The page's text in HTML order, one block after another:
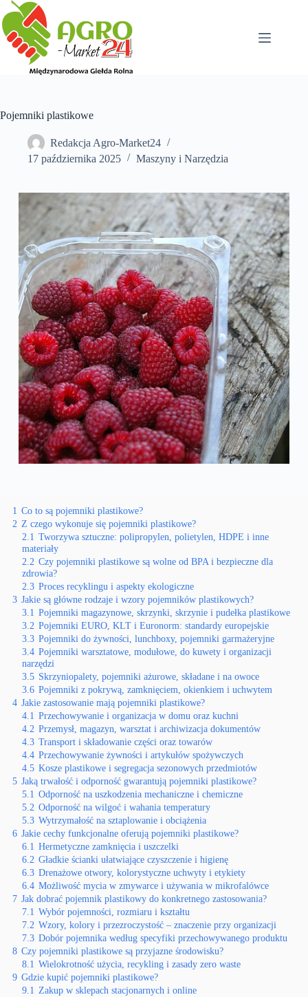
Przejdź
do
treści
Pojemniki plastikowe
Redakcja Agro-Market24
17 października 2025
Maszyny i Narzędzia
1 Co to są pojemniki plastikowe?
2 Z czego wykonuje się pojemniki plastikowe?
2.1 Tworzywa sztuczne: polipropylen, polietylen, HDPE i inne
materiały
2.2 Czy pojemniki plastikowe są wolne od BPA i bezpieczne dla
zdrowia?
2.3 Proces recyklingu i aspekty ekologiczne
3 Jakie są główne rodzaje i wzory pojemników plastikowych?
3.1 Pojemniki magazynowe, skrzynki, skrzynie i pudełka plastikowe
3.2 Pojemniki EURO, KLT i Euronorm: standardy europejskie
3.3 Pojemniki do żywności, lunchboxy, pojemniki garmażeryjne
3.4 Pojemniki warsztatowe, modułowe, do kuwety i organizacji
narzędzi
3.5 Skrzyniopalety, pojemniki ażurowe, składane i na owoce
3.6 Pojemniki z pokrywą, zamknięciem, okienkiem i uchwytem
4 Jakie zastosowanie mają pojemniki plastikowe?
4.1 Przechowywanie i organizacja w domu oraz kuchni
4.2 Przemysł, magazyn, warsztat i archiwizacja dokumentów
4.3 Transport i składowanie części oraz towarów
4.4 Przechowywanie żywności i artykułów spożywczych
4.5 Kosze plastikowe i segregacja sezonowych przedmiotów
5 Jaką trwałość i odporność gwarantują pojemniki plastikowe?
5.1 Odporność na uszkodzenia mechaniczne i chemiczne
5.2 Odporność na wilgoć i wahania temperatury
5.3 Wytrzymałość na sztaplowanie i obciążenia
6 Jakie cechy funkcjonalne oferują pojemniki plastikowe?
6.1 Hermetyczne zamknięcia i uszczelki
6.2 Gładkie ścianki ułatwiające czyszczenie i higienę
6.3 Drenażowe otwory, kolorystyczne uchwyty i etykiety
6.4 Możliwość mycia w zmywarce i używania w mikrofalówce
7 Jak dobrać pojemnik plastikowy do konkretnego zastosowania?
7.1 Wybór pojemności, rozmiaru i kształtu
7.2 Wzory, kolory i przezroczystość – znaczenie przy organizacji
7.3 Dobór pojemnika według specyfiki przechowywanego produktu
8 Czy pojemniki plastikowe są przyjazne środowisku?
8.1 Wielokrotność użycia, recykling i zasady zero waste
9 Gdzie kupić pojemniki plastikowe?
9.1 Zakup w sklepach stacjonarnych i online